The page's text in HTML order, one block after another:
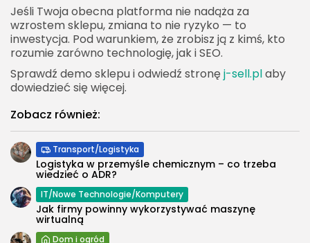
Jeśli Twoja obecna platforma nie nadąża za
wzrostem sklepu, zmiana to nie ryzyko — to
inwestycja. Pod warunkiem, że zrobisz ją z kimś, kto
rozumie zarówno technologię, jak i SEO.
Sprawdź demo sklepu i odwiedź stronę j-sell.plaby
dowiedzieć się więcej.
Zobacz również:
Transport/Logistyka
Logistyka w przemyśle chemicznym – co trzeba
wiedzieć o ADR?
IT/Nowe Technologie/Komputery
Jak firmy powinny wykorzystywać maszynę
wirtualną
Dom i ogród